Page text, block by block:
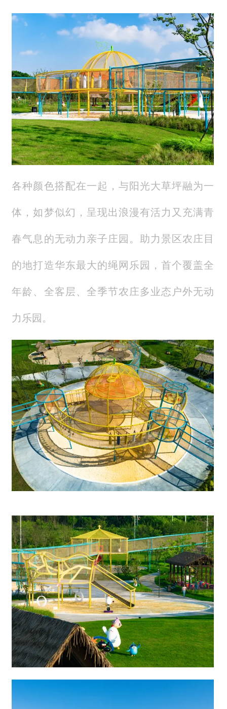
各种颜色搭配在一起，与阳光大草坪融为一
体，如梦似幻，呈现出浪漫有活力又充满青
春气息的无动力亲子庄园。助力景区农庄目
的地打造华东最大的绳网乐园，首个覆盖全
年龄、全客层、全季节农庄多业态户外无动
力乐园。